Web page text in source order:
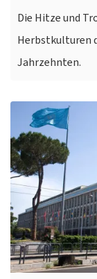
Die Hitze und
Herbstkulturen
Jahrzehnten.